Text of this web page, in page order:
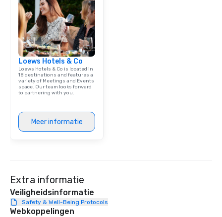
Loews Hotels & Co
Loews Hotels & Co is located in
18 destinations and features a
variety of Meetings and Events
space. Our team looks forward
to partnering with you.
Meer informatie
Extra informatie
Veiligheidsinformatie
Safety & Well-Being Protocols
Webkoppelingen